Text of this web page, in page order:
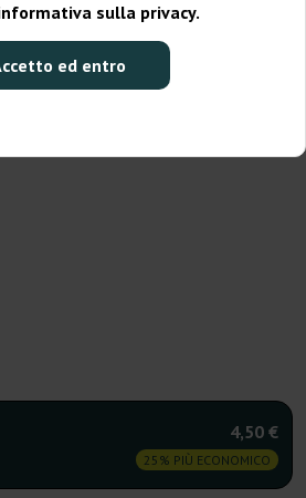
sulla privacy.
ed entro
4,50 €
25% PIÙ ECONOMICO